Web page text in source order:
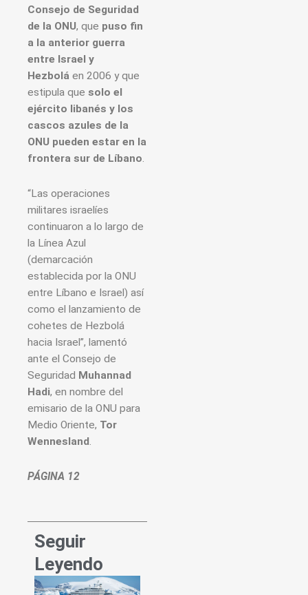
Consejo de Seguridad
de la ONU, que puso fin
a la anterior guerra
entre Israel y
Hezbolá en 2006 y que
estipula que solo el
ejército libanés y los
cascos azules de la
ONU pueden estar en la
frontera sur de Líbano.
“Las operaciones
militares israelíes
continuaron a lo largo de
la Línea Azul
(demarcación
establecida por la ONU
entre Líbano e Israel) así
como el lanzamiento de
cohetes de Hezbolá
hacia Israel”, lamentó
ante el Consejo de
Seguridad Muhannad
Hadi, en nombre del
emisario de la ONU para
Medio Oriente, Tor
Wennesland.
PÁGINA 12
Seguir
Leyendo